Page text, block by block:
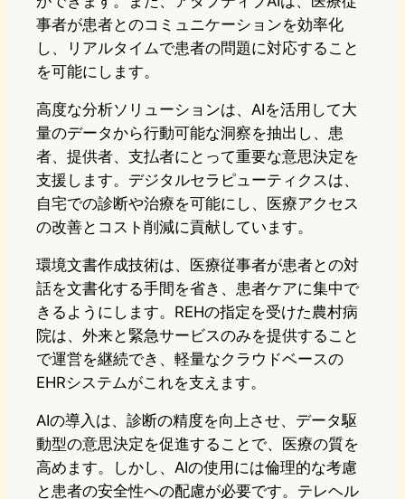
事者が患者とのコミュニケーションを効率化
し、リアルタイムで患者の問題に対応すること
を可能にします。
高度な分析ソリューションは、AIを活用して大
量のデータから行動可能な洞察を抽出し、患
者、提供者、支払者にとって重要な意思決定を
支援します。デジタルセラピューティクスは、
自宅での診断や治療を可能にし、医療アクセス
の改善とコスト削減に貢献しています。
環境文書作成技術は、医療従事者が患者との対
話を文書化する手間を省き、患者ケアに集中で
きるようにします。REHの指定を受けた農村病
院は、外来と緊急サービスのみを提供すること
で運営を継続でき、軽量なクラウドベースの
EHRシステムがこれを支えます。
AIの導入は、診断の精度を向上させ、データ駆
動型の意思決定を促進することで、医療の質を
高めます。しかし、AIの使用には倫理的な考慮
と患者の安全性への配慮が必要です。テレヘル